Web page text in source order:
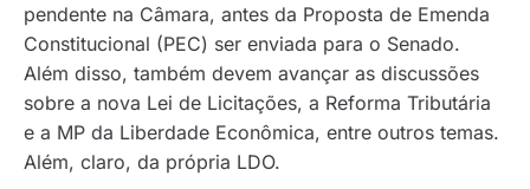
pendente na Câmara, antes da Proposta de Emenda
Constitucional (PEC) ser enviada para o Senado.
Além disso, também devem avançar as discussões
sobre a nova Lei de Licitações, a Reforma Tributária
e a MP da Liberdade Econômica, entre outros temas.
Além, claro, da própria LDO.